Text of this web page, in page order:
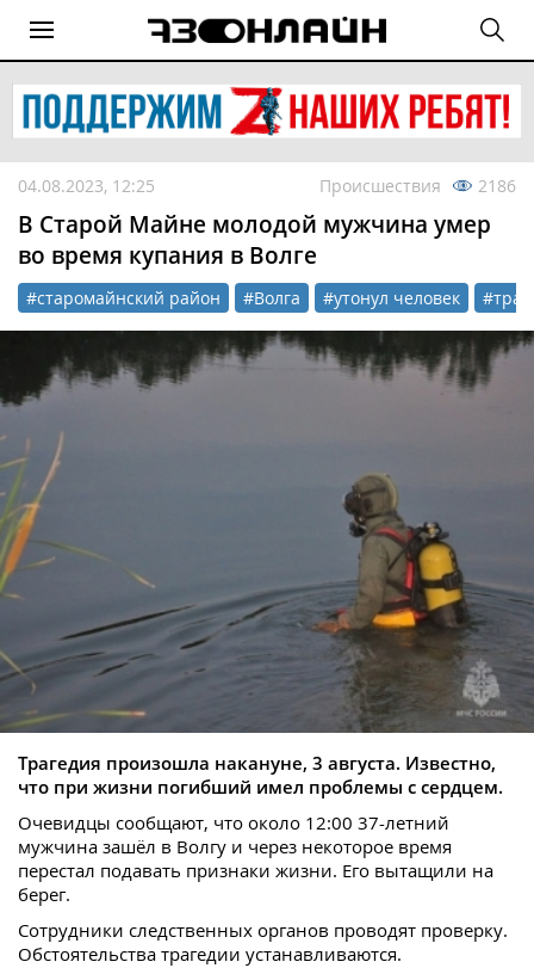
04.08.2023, 12:25 Происшествия 2186
В Старой Майне молодой мужчина умер
во время купания в Волге
#старомайнский район #Волга #утонул человек
Трагедия произошла накануне, 3 августа. Известно,
что при жизни погибший имел проблемы с сердцем.
Очевидцы сообщают, что около 12:00 37-летний
мужчина зашёл в Волгу и через некоторое время
перестал подавать признаки жизни. Его вытащили на
берег.
Сотрудники следственных органов проводят проверку.
Обстоятельства трагедии устанавливаются.